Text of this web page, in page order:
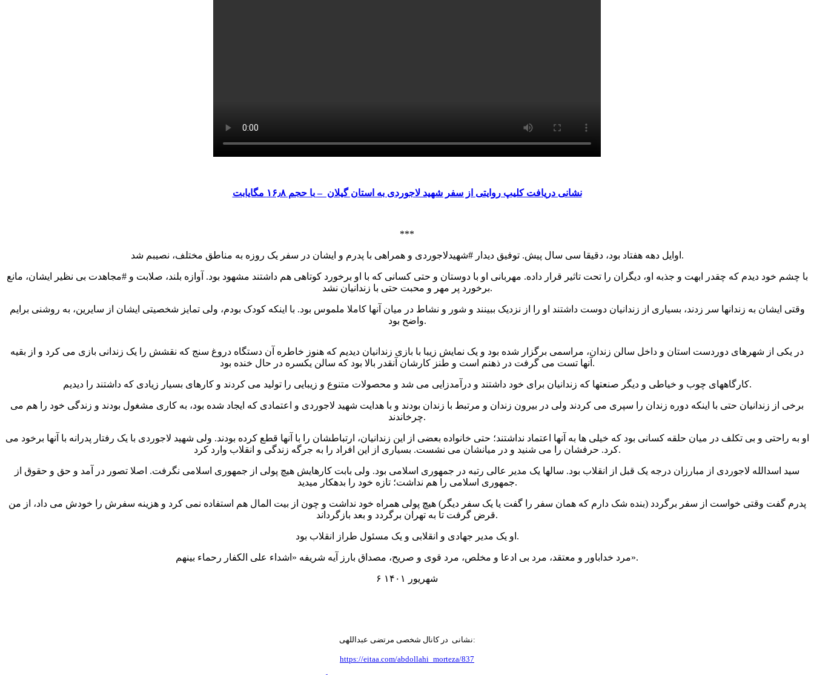
نشانی دریافت کلیپ روایتی از سفر شهید لاجوردی به استان گیلان –با حجم ۱۶٫۸ مگایابت
***
اوایل دهه هفتاد بود، دقیقا سی سال پیش. توفیق دیدار #شهیدلاجوردی و همراهی با پدرم و ایشان در سفر یک روزه به مناطق مختلف، نصیبم شد.
با چشم خود دیدم که چقدر ابهت و جذبه او، دیگران را تحت تاثیر قرار داده. مهربانی او با دوستان و حتی کسانی که با او برخورد کوتاهی هم داشتند مشهود بود. آوازه بلند، صلابت و #مجاهدت بی نظیر ایشان، مانع
برخورد پر مهر و محبت حتی با زندانیان نشد.
وقتی ایشان به زندانها سر زدند، بسیاری از زندانیان دوست داشتند او را از نزدیک ببینند و شور و نشاط در میان آنها کاملا ملموس بود. با اینکه کودک بودم، ولی تمایز شخصیتی ایشان از سایرین، به روشنی برایم
واضح بود.
در یکی از شهرهای دوردست استان و داخل سالن زندان، مراسمی برگزار شده بود و یک نمایش زیبا با بازی زندانیان دیدیم که هنوز خاطره آن دستگاه دروغ سنج که نقشش را یک زندانی بازی می کرد و از بقیه
آنها تست می گرفت در ذهنم است و طنز کارشان آنقدر بالا بود که سالن یکسره در حال خنده بود.
کارگاههای چوب و خیاطی و دیگر صنعتها که زندانیان برای خود داشتند و درآمدزایی می شد و محصولات متنوع و زیبایی را تولید می کردند و کارهای بسیار زیادی که داشتند را دیدیم.
برخی از زندانیان حتی با اینکه دوره زندان را سپری می کردند ولی در بیرون زندان و مرتبط با زندان بودند و با هدایت شهید لاجوردی و اعتمادی که ایجاد شده بود، به کاری مشغول بودند و زندگی خود را هم می
چرخاندند.
او به راحتی و بی تکلف در میان حلقه کسانی بود که خیلی ها به آنها اعتماد نداشتند؛ حتی خانواده بعضی از این زندانیان، ارتباطشان را با آنها قطع کرده بودند. ولی شهید لاجوردی با یک رفتار پدرانه با آنها برخود می
کرد. حرفشان را می شنید و در میانشان می نشست. بسیاری از این افراد را به جرگه زندگی و انقلاب وارد کرد.
سید اسدالله لاجوردی از مبارزان درجه یک قبل از انقلاب بود. سالها یک مدیر عالی رتبه در جمهوری اسلامی بود. ولی بابت کارهایش هیچ پولی از جمهوری اسلامی نگرفت. اصلا تصور در آمد و حق و حقوق از
جمهوری اسلامی را هم نداشت؛ تازه خود را بدهکار میدید.
پدرم گفت وقتی خواست از سفر برگردد (بنده شک دارم که همان سفر را گفت یا یک سفر دیگر) هیچ پولی همراه خود نداشت و چون از بیت المال هم استفاده نمی کرد و هزینه سفرش را خودش می داد، از من
قرض گرفت تا به تهران برگردد و بعد بازگرداند.
او یک مدیر جهادی و انقلابی و یک مسئول طراز انقلاب بود.
مرد خداباور و معتقد، مرد بی ادعا و مخلص، مرد قوی و صریح، مصداق بارز آیه شریفه «اشداء علی الکفار رحماء بینهم».
۶ شهریور ۱۴۰۱
نشانی در کانال شخصی مرتضی عبداللهی:
https://eitaa.com/abdollahi_morteza/837